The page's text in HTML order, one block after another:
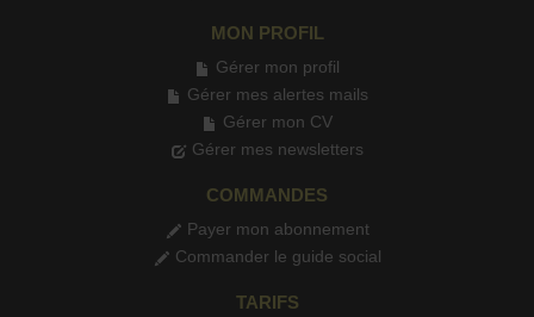
MON PROFIL
Gérer mon profil
Gérer mes alertes mails
Gérer mon CV
Gérer mes newsletters
COMMANDES
Payer mon abonnement
Commander le guide social
TARIFS